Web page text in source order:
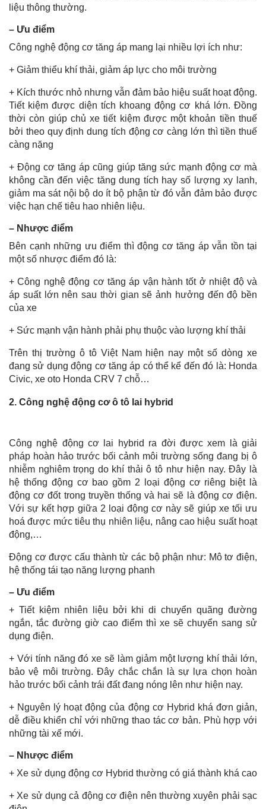
liệu thông thường.
– Ưu điểm
Công nghệ động cơ tăng áp mang lại nhiều lợi ích như:
+ Giảm thiểu khí thải, giảm áp lực cho môi trường
+ Kích thước nhỏ nhưng vẫn đảm bảo hiệu suất hoạt động.
Tiết kiệm được diện tích khoang động cơ khá lớn. Đồng
thời còn giúp chủ xe tiết kiệm được một khoản tiền thuế
bởi theo quy định dung tích động cơ càng lớn thì tiền thuế
càng nặng
+ Động cơ tăng áp cũng giúp tăng sức mạnh động cơ mà
không cần đến việc tăng dung tích hay số lượng xy lanh,
giảm ma sát nội bộ do ít bộ phận từ đó vẫn đảm bảo được
việc hạn chế tiêu hao nhiên liệu.
– Nhược điểm
Bên cạnh những ưu điểm thì động cơ tăng áp vẫn tồn tại
một số nhược điểm đó là:
+ Công nghệ động cơ tăng áp vận hành tốt ở nhiệt độ và
áp suất lớn nên sau thời gian sẽ ảnh hưởng đến độ bền
của xe
+ Sức mạnh vận hành phải phụ thuộc vào lượng khí thải
Trên thị trường ô tô Việt Nam hiện nay một số dòng xe
đang sử dụng động cơ tăng áp có thể kể đến đó là: Honda
Civic, xe oto Honda CRV 7 chỗ…
2. Công nghệ động cơ ô tô lai hybrid
Công nghệ động cơ lai hybrid ra đời được xem là giải
pháp hoàn hảo trước bối cảnh môi trường sống đang bị ô
nhiễm nghiêm trọng do khí thải ô tô như hiện nay. Đây là
hệ thống động cơ bao gồm 2 loại động cơ riêng biệt là
động cơ đốt trong truyền thống và hai sẽ là động cơ điện.
Với sự kết hợp giữa 2 loại động cơ này sẽ giúp xe tối ưu
hoá được mức tiêu thụ nhiên liệu, nâng cao hiệu suất hoạt
động,…
Động cơ được cấu thành từ các bộ phận như: Mô tơ điện,
hệ thống tái tạo năng lượng phanh
– Ưu điểm
+ Tiết kiệm nhiên liệu bởi khi di chuyển quãng đường
ngắn, tắc đường giờ cao điểm thì xe sẽ chuyển sang sử
dụng điện.
+ Với tính năng đó xe sẽ làm giảm một lượng khí thải lớn,
bảo vệ môi trường. Đây chắc chắn là sự lựa chọn hoàn
hảo trước bối cảnh trái đất đang nóng lên như hiện nay.
+ Nguyên lý hoạt động của động cơ Hybrid khá đơn giản,
dễ điều khiển chỉ với những thao tác cơ bản. Phù hợp với
những tài xế mới.
– Nhược điểm
+ Xe sử dụng động cơ Hybrid thường có giá thành khá cao
+ Xe sử dụng cả động cơ điện nên thường xuyên phải sạc